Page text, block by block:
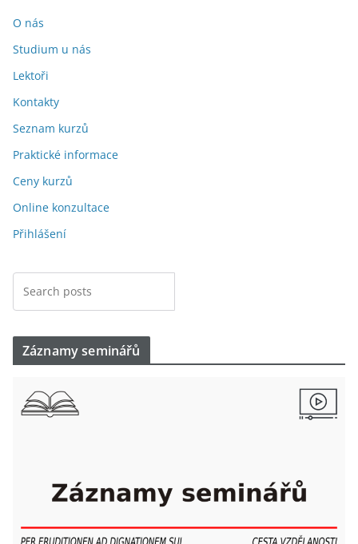
O nás
Studium u nás
Lektoři
Kontakty
Seznam kurzů
Praktické informace
Ceny kurzů
Online konzultace
Přihlášení
Záznamy seminářů